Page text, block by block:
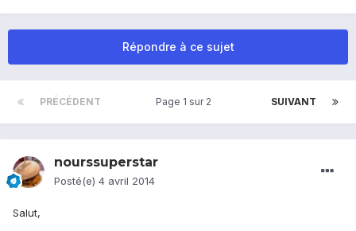
Répondre à ce sujet
PRÉCÉDENT SUIVANT
Page 1 sur 2
nourssuperstar
Posté(e) 4 avril 2014
Salut,